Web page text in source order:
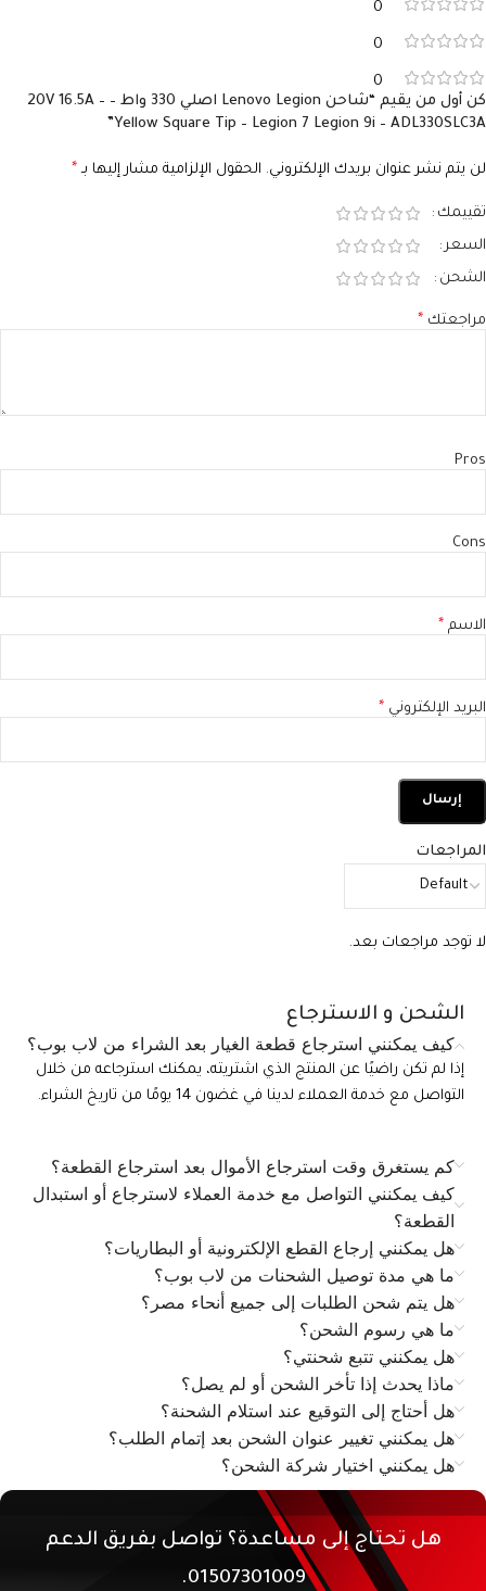
موصل مستطيل أصفر
0
0
0
المراجعات
لا توجد مراجعات بعد.
كن أول من يقيم “شاحن Lenovo Legion اصلي 330 واط – 20V 16.5A –
Yellow Square Tip – Legion 7 Legion 9i – ADL330SLC3A”
لن يتم نشر عنوان بريدك الإلكتروني. الحقول الإلزامية مشار إليها بـ *
تقييمك
السعر
الشحن
مراجعتك *
Pros
Cons
الاسم *
البريد الإلكتروني *
الشحن و الاسترجاع
كيف يمكنني استرجاع قطعة الغيار بعد الشراء من لاب بوب؟
إذا لم تكن راضيًا عن المنتج الذي اشتريته، يمكنك استرجاعه من خلال
التواصل مع خدمة العملاء لدينا في غضون 14 يومًا من تاريخ الشراء.
كم يستغرق وقت استرجاع الأموال بعد استرجاع القطعة؟
كيف يمكنني التواصل مع خدمة العملاء لاسترجاع أو استبدال
القطعة؟
هل يمكنني إرجاع القطع الإلكترونية أو البطاريات؟
ما هي مدة توصيل الشحنات من لاب بوب؟
هل يتم شحن الطلبات إلى جميع أنحاء مصر؟
ما هي رسوم الشحن؟
هل يمكنني تتبع شحنتي؟
ماذا يحدث إذا تأخر الشحن أو لم يصل؟
هل أحتاج إلى التوقيع عند استلام الشحنة؟
هل يمكنني تغيير عنوان الشحن بعد إتمام الطلب؟
هل يمكنني اختيار شركة الشحن؟
هل تحتاج إلى مساعدة؟ تواصل بفريق الدعم
01507301009.